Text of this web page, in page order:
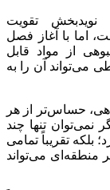
تقویت
اما با آغاز فصل
از مواد قابل
می‌تواند آن را به
حساس‌تر از هر
نمی‌توان تنها چند
تقریباً تمامی
منطقه‌ای می‌تواند